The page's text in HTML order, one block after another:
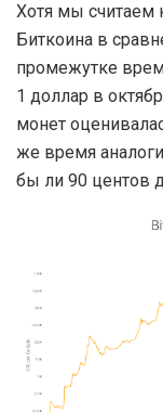
Хотя мы считаем
Биткоина в
промежутке
1 доллар в
монет
же время
бы ли 90 центов